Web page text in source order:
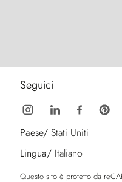
Seguici
Paese/ Stati Uniti
Lingua/ Italiano
Questo sito è protetto da